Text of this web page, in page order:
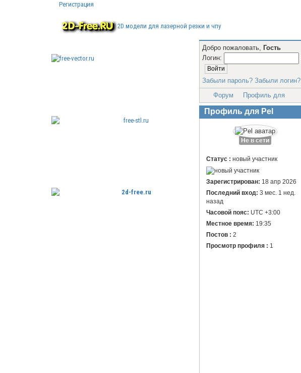
Регистрация
2D модели для лазерной резки и чпу
Добро пожаловать, Гость
Логин:
Забыли пароль? Забыли логин?
Форум
Профиль для
Профиль для Pel
Не в сети
Статус : новый участник
Зарегистрирован: 18 апр 2026
Последний вход: 3 мес. 1 нед.
назад
Часовой пояс: UTC +3:00
Местное время: 19:35
Постов : 2
Просмотр профиля : 1